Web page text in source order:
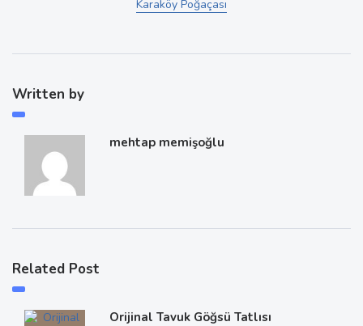
Karaköy Poğaçası
Written by
mehtap memişoğlu
Related Post
Orijinal Tavuk Göğsü Tatlısı